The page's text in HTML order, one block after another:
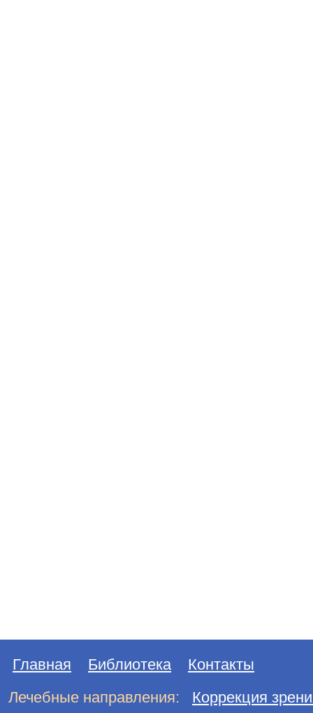
Главная Библиотека
Контакты
Лечебные направления:
Коррекция